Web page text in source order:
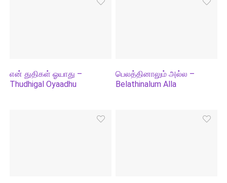
என் துதிகள் ஓயாது –
Thudhigal Oyaadhu
பெலத்தினாலும் அல்ல –
Belathinalum Alla